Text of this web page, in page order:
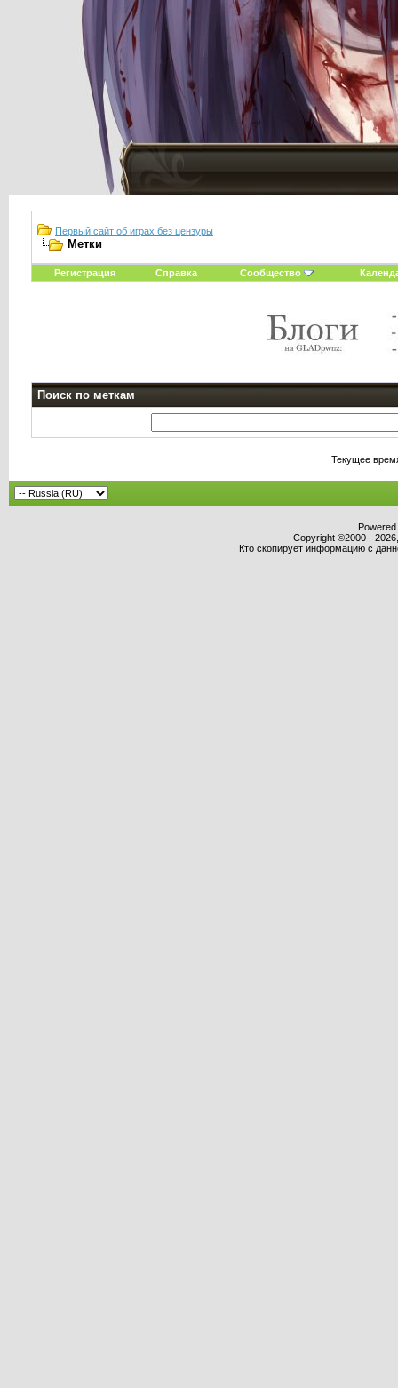
Первый сайт об играх без цензуры
Метки
Регистрация Справка Сообщество
Поиск по меткам
Текущее
Copyright ©2000 -
Кто скопирует информацию с